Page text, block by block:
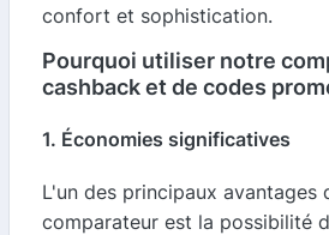
confort et sophistication.
Pourquoi utiliser notre
cashback et de codes
1. Économies significatives
L'un des principaux avantages
comparateur est la possibilité